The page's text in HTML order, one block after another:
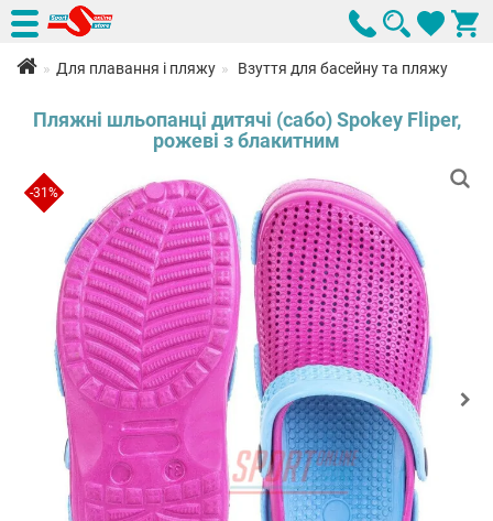
Для плавання і пляжу Взуття для басейну та пляжу
Пляжні шльопанці дитячі (сабо) Spokey Fliper,
рожеві з блакитним
-31%